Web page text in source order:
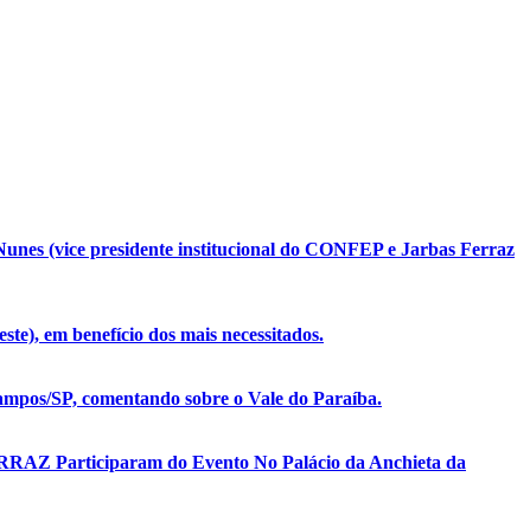
(vice presidente institucional do CONFEP e Jarbas Ferraz
em benefício dos mais necessitados.
SP, comentando sobre o Vale do Paraíba.
Participaram do Evento No Palácio da Anchieta da